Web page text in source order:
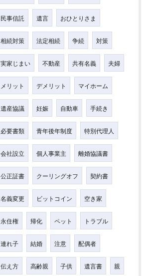
民事信託 遺言 おひとりさま
相続対策 法定相続 争続 対策
実家じまい 不動産 共有名義 夫婦
メリット デメリット マイホーム
遺産協議 妊娠 自動車 手続き
必要書類 青年後年制度 特別代理人
会社設立 個人事業主 離婚協議書
公正証書 クーリングオフ 契約書
名義変更 ビットコイン 空き家
永住権 帰化 ペット トラブル
連れ子 結婚 注意 配偶者
伝え方 高齢親 子供 遺言書 親